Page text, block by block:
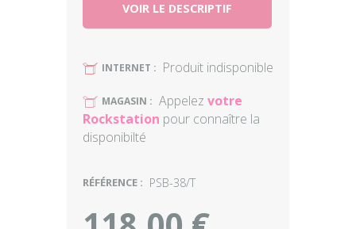
VOIR LE DESCRIPTIF
U INTERNET : Produit indisponible
U MAGASIN : Appelez votre
Rockstation pour connaître la
disponibilté
RÉFÉRENCE : PSB-38/T